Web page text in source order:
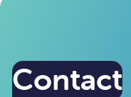
Contact